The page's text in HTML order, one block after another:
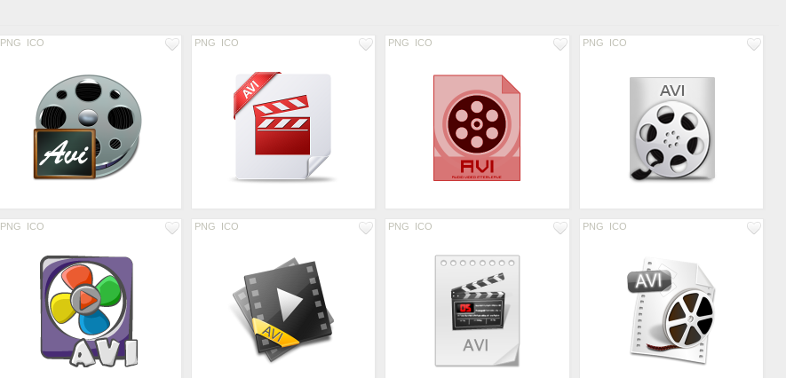
PNG ICO PNG ICO PNG ICO PNG ICO
PNG ICO PNG ICO PNG ICO PNG ICO